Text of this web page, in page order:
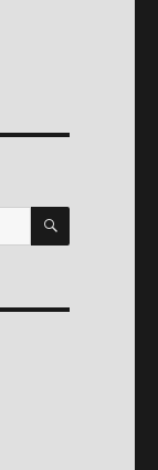
SUCHEN